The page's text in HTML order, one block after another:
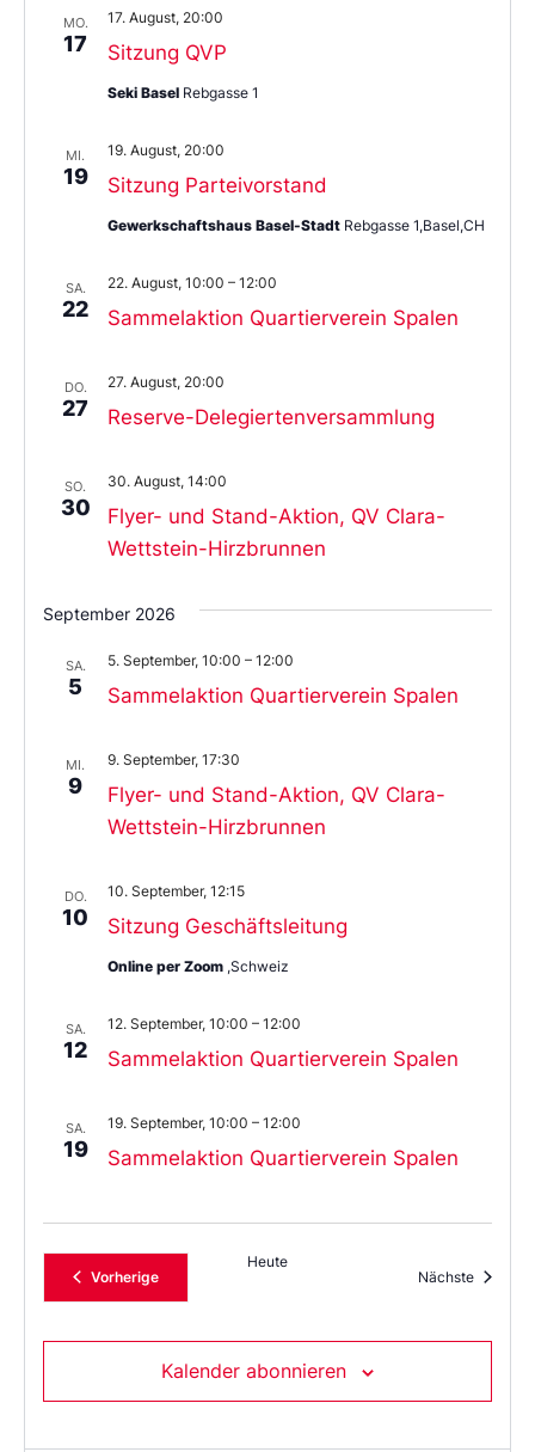
MO.
17 Sitzung QVP
17. August, 20:00
Seki Basel Rebgasse 1
MI.
19 Sitzung Parteivorstand
19. August, 20:00
Gewerkschaftshaus Basel-Stadt Rebgasse 1,Basel,CH
SA.
22 Sammelaktion Quartierverein Spalen
22. August, 10:00 – 12:00
DO.
27 Reserve-Delegiertenversammlung
27. August, 20:00
SO.
30
Flyer- und Stand-Aktion, QV Clara-
Wettstein-Hirzbrunnen
30. August, 14:00
September 2026
SA.
5 Sammelaktion Quartierverein Spalen
5. September, 10:00 – 12:00
MI.
9
Flyer- und Stand-Aktion, QV Clara-
Wettstein-Hirzbrunnen
9. September, 17:30
DO.
10 Sitzung Geschäftsleitung
10. September, 12:15
Online per Zoom ,Schweiz
SA.
12 Sammelaktion Quartierverein Spalen
12. September, 10:00 – 12:00
SA.
19 Sammelaktion Quartierverein Spalen
19. September, 10:00 – 12:00
VorherigeVeranstaltungen
Heute
Nächste
Kalender abonnieren